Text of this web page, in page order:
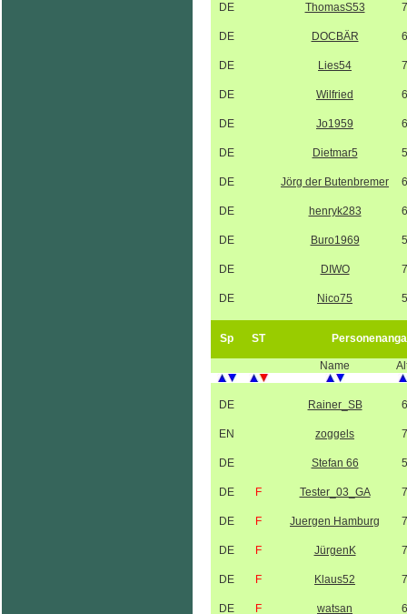
DE ThomasS53
DE DOCBÄR
DE Lies54
DE Wilfried
DE Jo1959
DE Dietmar5
DE Jörg der Butenbremer
DE henryk283
DE Buro1969
DE DIWO
DE Nico75
Sp ST
Name
DE Rainer_SB
EN zoggels
DE Stefan 66
DE F Tester_03_GA
DE F Juergen Hamburg
DE F JürgenK
DE F Klaus52
DE F watsan